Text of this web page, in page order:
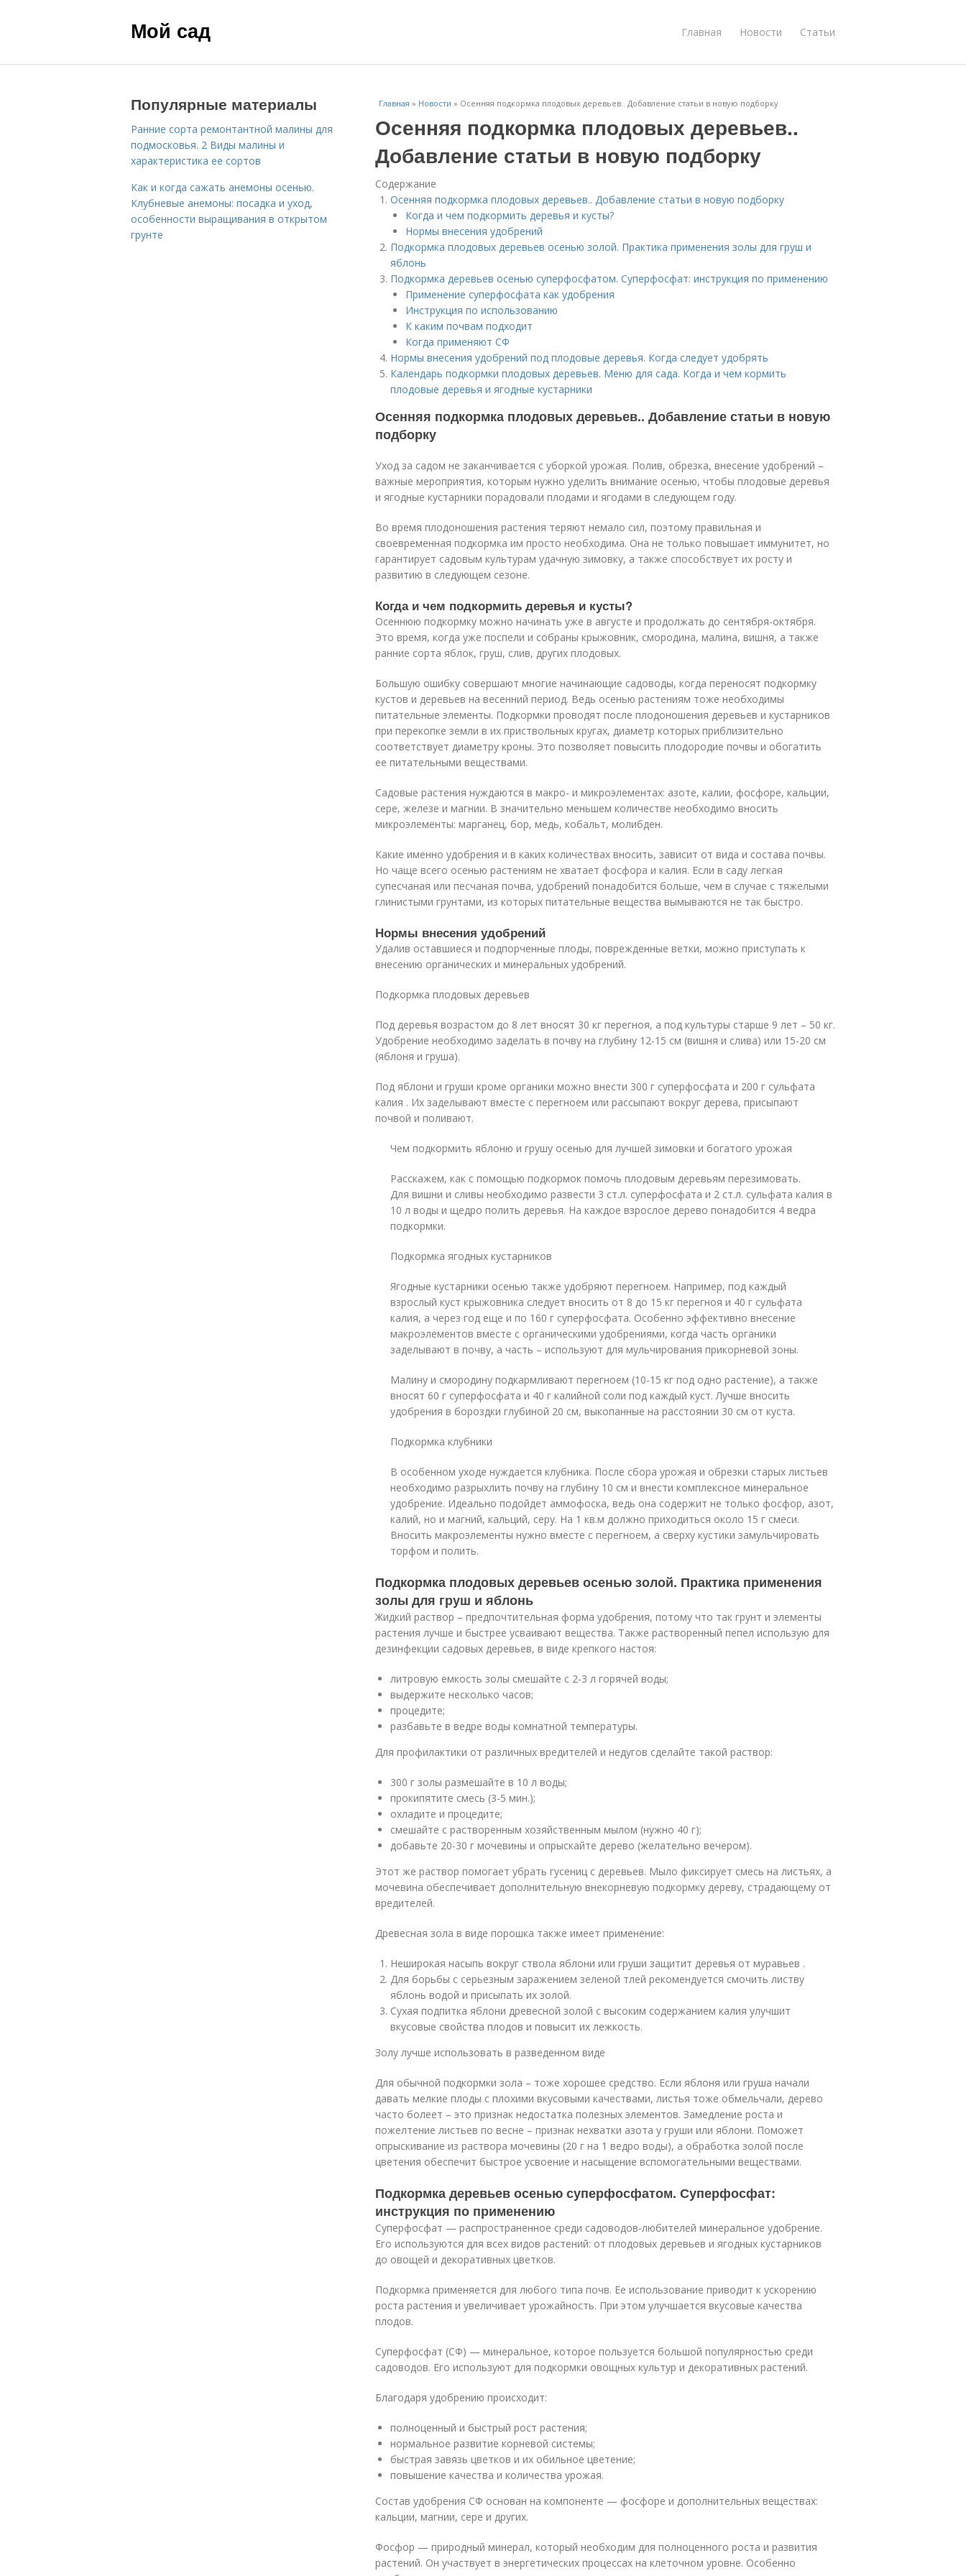
Мой сад Главная Новости Статьи
Главная » Новости » Осенняя подкормка плодовых деревьев.. Добавление статьи в новую подборку
Осенняя подкормка плодовых деревьев..
Добавление статьи в новую подборку
Содержание
Осенняя подкормка плодовых деревьев.. Добавление статьи в новую подборку
Когда и чем подкормить деревья и кусты?
Нормы внесения удобрений
Подкормка плодовых деревьев осенью золой. Практика применения золы для груш и
яблонь
Подкормка деревьев осенью суперфосфатом. Суперфосфат: инструкция по применению
Применение суперфосфата как удобрения
Инструкция по использованию
К каким почвам подходит
Когда применяют СФ
Нормы внесения удобрений под плодовые деревья. Когда следует удобрять
Календарь подкормки плодовых деревьев. Меню для сада. Когда и чем кормить
плодовые деревья и ягодные кустарники
Осенняя подкормка плодовых деревьев.. Добавление статьи в новую
подборку
Уход за садом не заканчивается с уборкой урожая. Полив, обрезка, внесение удобрений –
важные мероприятия, которым нужно уделить внимание осенью, чтобы плодовые деревья
и ягодные кустарники порадовали плодами и ягодами в следующем году.
Во время плодоношения растения теряют немало сил, поэтому правильная и
своевременная подкормка им просто необходима. Она не только повышает иммунитет, но
гарантирует садовым культурам удачную зимовку, а также способствует их росту и
развитию в следующем сезоне.
Когда и чем подкормить деревья и кусты?
Осеннюю подкормку можно начинать уже в августе и продолжать до сентября-октября.
Это время, когда уже поспели и собраны крыжовник, смородина, малина, вишня, а также
ранние сорта яблок, груш, слив, других плодовых.
Большую ошибку совершают многие начинающие садоводы, когда переносят подкормку
кустов и деревьев на весенний период. Ведь осенью растениям тоже необходимы
питательные элементы. Подкормки проводят после плодоношения деревьев и кустарников
при перекопке земли в их приствольных кругах, диаметр которых приблизительно
соответствует диаметру кроны. Это позволяет повысить плодородие почвы и обогатить
ее питательными веществами.
Садовые растения нуждаются в макро- и микроэлементах: азоте, калии, фосфоре, кальции,
сере, железе и магнии. В значительно меньшем количестве необходимо вносить
микроэлементы: марганец, бор, медь, кобальт, молибден.
Какие именно удобрения и в каких количествах вносить, зависит от вида и состава почвы.
Но чаще всего осенью растениям не хватает фосфора и калия. Если в саду легкая
супесчаная или песчаная почва, удобрений понадобится больше, чем в случае с тяжелыми
глинистыми грунтами, из которых питательные вещества вымываются не так быстро.
Нормы внесения удобрений
Удалив оставшиеся и подпорченные плоды, поврежденные ветки, можно приступать к
внесению органических и минеральных удобрений.
Подкормка плодовых деревьев
Под деревья возрастом до 8 лет вносят 30 кг перегноя, а под культуры старше 9 лет – 50 кг.
Удобрение необходимо заделать в почву на глубину 12-15 см (вишня и слива) или 15-20 см
(яблоня и груша).
Под яблони и груши кроме органики можно внести 300 г суперфосфата и 200 г сульфата
калия . Их заделывают вместе с перегноем или рассыпают вокруг дерева, присыпают
почвой и поливают.
Чем подкормить яблоню и грушу осенью для лучшей зимовки и богатого урожая
Расскажем, как с помощью подкормок помочь плодовым деревьям перезимовать.
Для вишни и сливы необходимо развести 3 ст.л. суперфосфата и 2 ст.л. сульфата калия в
10 л воды и щедро полить деревья. На каждое взрослое дерево понадобится 4 ведра
подкормки.
Подкормка ягодных кустарников
Ягодные кустарники осенью также удобряют перегноем. Например, под каждый
взрослый куст крыжовника следует вносить от 8 до 15 кг перегноя и 40 г сульфата
калия, а через год еще и по 160 г суперфосфата. Особенно эффективно внесение
макроэлементов вместе с органическими удобрениями, когда часть органики
заделывают в почву, а часть – используют для мульчирования прикорневой зоны.
Малину и смородину подкармливают перегноем (10-15 кг под одно растение), а также
вносят 60 г суперфосфата и 40 г калийной соли под каждый куст. Лучше вносить
удобрения в бороздки глубиной 20 см, выкопанные на расстоянии 30 см от куста.
Подкормка клубники
В особенном уходе нуждается клубника. После сбора урожая и обрезки старых листьев
необходимо разрыхлить почву на глубину 10 см и внести комплексное минеральное
удобрение. Идеально подойдет аммофоска, ведь она содержит не только фосфор, азот,
калий, но и магний, кальций, серу. На 1 кв.м должно приходиться около 15 г смеси.
Вносить макроэлементы нужно вместе с перегноем, а сверху кустики замульчировать
торфом и полить.
Подкормка плодовых деревьев осенью золой. Практика применения
золы для груш и яблонь
Жидкий раствор – предпочтительная форма удобрения, потому что так грунт и элементы
растения лучше и быстрее усваивают вещества. Также растворенный пепел использую для
дезинфекции садовых деревьев, в виде крепкого настоя:
литровую емкость золы смешайте с 2-3 л горячей воды;
выдержите несколько часов;
процедите;
разбавьте в ведре воды комнатной температуры.
Для профилактики от различных вредителей и недугов сделайте такой раствор:
300 г золы размешайте в 10 л воды;
прокипятите смесь (3-5 мин.);
охладите и процедите;
смешайте с растворенным хозяйственным мылом (нужно 40 г);
добавьте 20-30 г мочевины и опрыскайте дерево (желательно вечером).
Этот же раствор помогает убрать гусениц с деревьев. Мыло фиксирует смесь на листьях, а
мочевина обеспечивает дополнительную внекорневую подкормку дереву, страдающему от
вредителей.
Древесная зола в виде порошка также имеет применение:
Неширокая насыпь вокруг ствола яблони или груши защитит деревья от муравьев .
Для борьбы с серьезным заражением зеленой тлей рекомендуется смочить листву
яблонь водой и присыпать их золой.
Сухая подпитка яблони древесной золой с высоким содержанием калия улучшит
вкусовые свойства плодов и повысит их лежкость.
Золу лучше использовать в разведенном виде
Для обычной подкормки зола – тоже хорошее средство. Если яблоня или груша начали
давать мелкие плоды с плохими вкусовыми качествами, листья тоже обмельчали, дерево
часто болеет – это признак недостатка полезных элементов. Замедление роста и
пожелтение листьев по весне – признак нехватки азота у груши или яблони. Поможет
опрыскивание из раствора мочевины (20 г на 1 ведро воды), а обработка золой после
цветения обеспечит быстрое усвоение и насыщение вспомогательными веществами.
Подкормка деревьев осенью суперфосфатом. Суперфосфат:
инструкция по применению
Суперфосфат — распространенное среди садоводов-любителей минеральное удобрение.
Его используются для всех видов растений: от плодовых деревьев и ягодных кустарников
до овощей и декоративных цветков.
Подкормка применяется для любого типа почв. Ее использование приводит к ускорению
роста растения и увеличивает урожайность. При этом улучшается вкусовые качества
плодов.
Суперфосфат (СФ) — минеральное, которое пользуется большой популярностью среди
садоводов. Его используют для подкормки овощных культур и декоративных растений.
Благодаря удобрению происходит:
полноценный и быстрый рост растения;
нормальное развитие корневой системы;
быстрая завязь цветков и их обильное цветение;
повышение качества и количества урожая.
Состав удобрения СФ основан на компоненте — фосфоре и дополнительных веществах:
кальции, магнии, сере и других.
Фосфор — природный минерал, который необходим для полноценного роста и развития
растений. Он участвует в энергетических процессах на клеточном уровне. Особенно
Популярные материалы
Ранние сорта ремонтантной малины для
подмосковья. 2 Виды малины и
характеристика ее сортов
Как и когда сажать анемоны осенью.
Клубневые анемоны: посадка и уход,
особенности выращивания в открытом
грунте